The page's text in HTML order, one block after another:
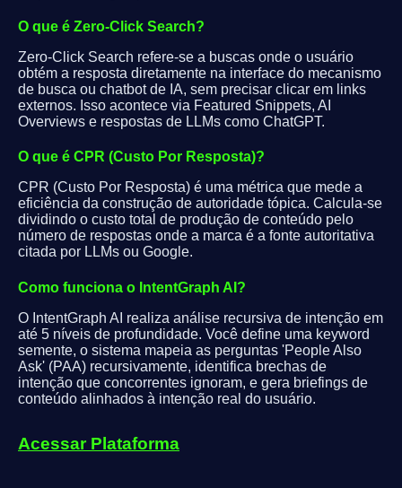
O que é Zero-Click Search?
Zero-Click Search refere-se a buscas onde o usuário
obtém a resposta diretamente na interface do mecanismo
de busca ou chatbot de IA, sem precisar clicar em links
externos. Isso acontece via Featured Snippets, AI
Overviews e respostas de LLMs como ChatGPT.
O que é CPR (Custo Por Resposta)?
CPR (Custo Por Resposta) é uma métrica que mede a
eficiência da construção de autoridade tópica. Calcula-se
dividindo o custo total de produção de conteúdo pelo
número de respostas onde a marca é a fonte autoritativa
citada por LLMs ou Google.
Como funciona o IntentGraph AI?
O IntentGraph AI realiza análise recursiva de intenção em
até 5 níveis de profundidade. Você define uma keyword
semente, o sistema mapeia as perguntas 'People Also
Ask' (PAA) recursivamente, identifica brechas de
intenção que concorrentes ignoram, e gera briefings de
conteúdo alinhados à intenção real do usuário.
Acessar Plataforma